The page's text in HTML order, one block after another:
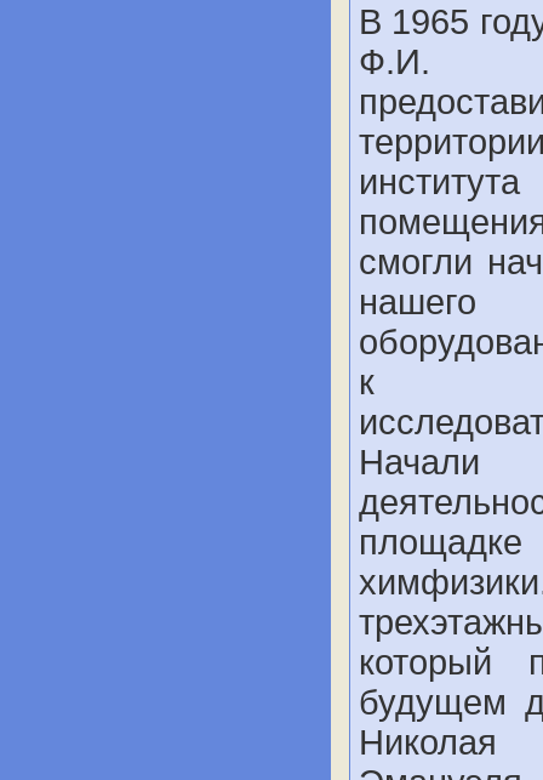
В 1965
Ф.И.
смогли
нашего
к
который
будущем